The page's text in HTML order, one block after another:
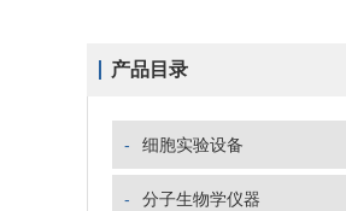
产品目录
- 细胞实验设备
- 分子生物学仪器